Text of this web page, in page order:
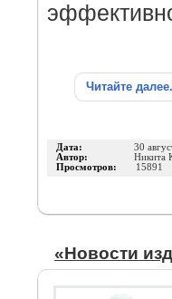
Читайте
Дата: 30
Автор: Никита
Просмотров: 15891
«Новости